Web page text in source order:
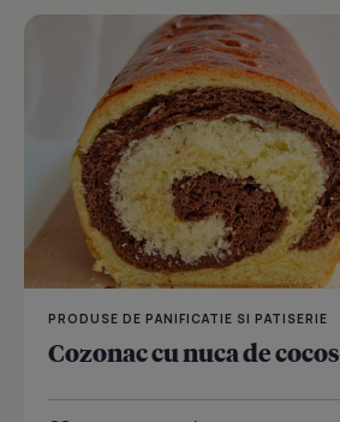
PRODUSE DE PANIFICATIE SI PATISERIE
Cozonac cu nuca de cocos